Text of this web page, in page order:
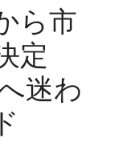
ら市
定
迷わ